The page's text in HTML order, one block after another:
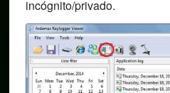
incógnito/privado.